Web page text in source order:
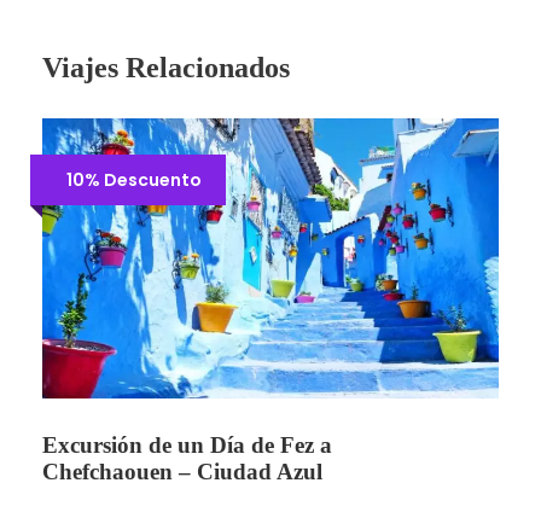
Viajes Relacionados
10% Descuento
Excursión de un Día de Fez a
Chefchaouen – Ciudad Azul